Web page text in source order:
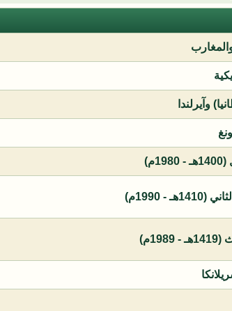
وآيرلندا
- 1990م)